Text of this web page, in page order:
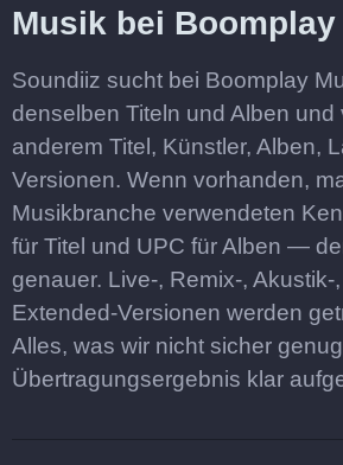
Musik bei
Soundiiz sucht bei Boomplay
denselben Titeln und Alben und
anderem Titel, Künstler, Alben,
Versionen. Wenn vorhanden,
Musikbranche verwendeten
für Titel und UPC für Alben —
genauer. Live-, Remix-, Akustik-
Extended-Versionen werden
Alles, was wir nicht sicher
Übertragungsergebnis klar